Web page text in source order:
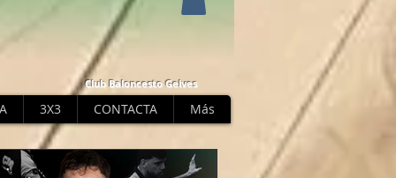
Club Baloncesto Gelves
3X3 CONTACTA Más